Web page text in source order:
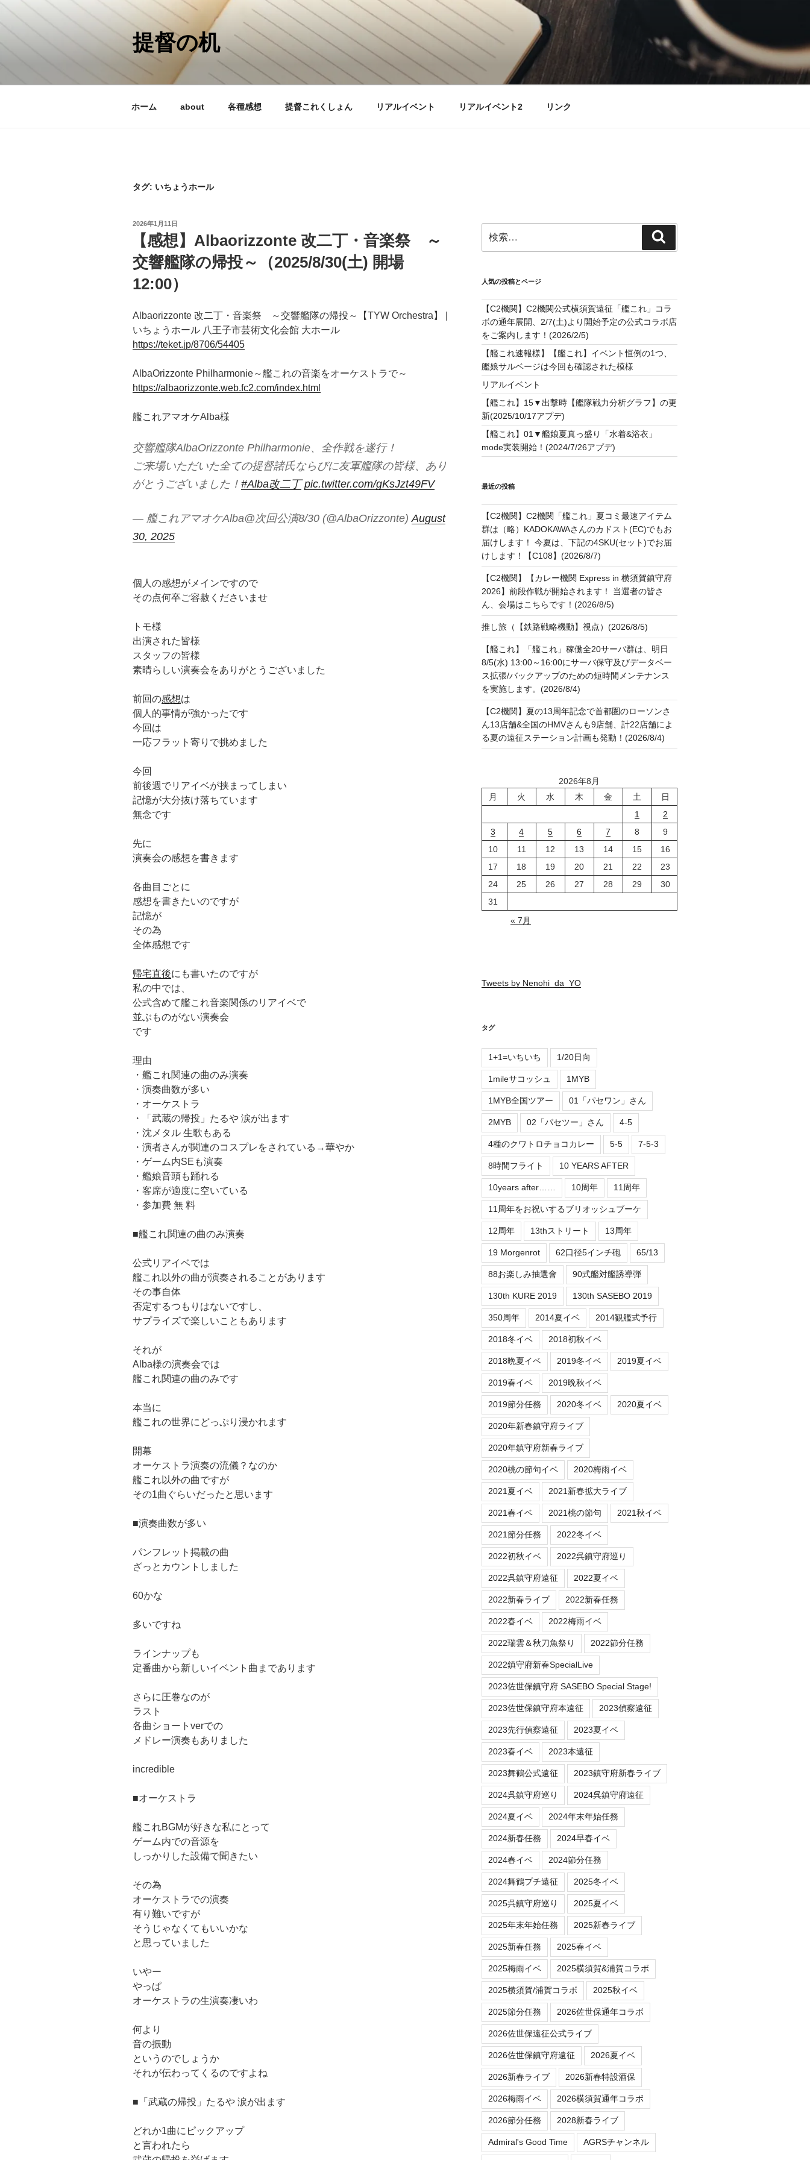
ン
提督の机
ホーム about 各種感想 提督これくしょん リアルイベント リアルイベント2 リンク
タグ: いちょうホール
投
2026年1月11日
【感想】Albaorizzonte 改二丁・音楽祭 ～
交響艦隊の帰投～（2025/8/30(土) 開場
12:00）
Albaorizzonte 改二丁・音楽祭 ～交響艦隊の帰投～【TYW Orchestra】 |
いちょうホール 八王子市芸術文化会館 大ホール
https://teket.jp/8706/54405
AlbaOrizzonte Philharmonie～艦これの音楽をオーケストラで～
https://albaorizzonte.web.fc2.com/index.html
艦これアマオケAlba様
交響艦隊AlbaOrizzonte Philharmonie、全作戦を遂行！
ご来場いただいた全ての提督諸氏ならびに友軍艦隊の皆様、あり
がとうございました！ #Alba改二丁 pic.twitter.com/gKsJzt49FV
— 艦これアマオケAlba@次回公演8/30 (@AlbaOrizzonte) August
30, 2025
個人の感想がメインですので
その点何卒ご容赦くださいませ
トモ様
出演された皆様
スタッフの皆様
素晴らしい演奏会をありがとうございました
前回の感想は
個人的事情が強かったです
今回は
一応フラット寄りで挑めました
今回
前後週でリアイベが挟まってしまい
記憶が大分抜け落ちています
無念です
先に
演奏会の感想を書きます
各曲目ごとに
感想を書きたいのですが
記憶が
その為
全体感想です
帰宅直後にも書いたのですが
私の中では、
公式含めて艦これ音楽関係のリアイベで
並ぶものがない演奏会
です
理由
・艦これ関連の曲のみ演奏
・演奏曲数が多い
・オーケストラ
・「武蔵の帰投」たるや 涙が出ます
・沈メタル 生歌もある
・演者さんが関連のコスプレをされている→華やか
・ゲーム内SEも演奏
・艦娘音頭も踊れる
・客席が適度に空いている
・参加費 無 料
■艦これ関連の曲のみ演奏
公式リアイベでは
艦これ以外の曲が演奏されることがあります
その事自体
否定するつもりはないですし、
サプライズで楽しいこともあります
それが
Alba様の演奏会では
艦これ関連の曲のみです
本当に
艦これの世界にどっぷり浸かれます
開幕
オーケストラ演奏の流儀？なのか
艦これ以外の曲ですが
その1曲ぐらいだったと思います
■演奏曲数が多い
パンフレット掲載の曲
ざっとカウントしました
60かな
多いですね
ラインナップも
定番曲から新しいイベント曲まであります
さらに圧巻なのが
ラスト
各曲ショートverでの
メドレー演奏もありました
incredible
■オーケストラ
艦これBGMが好きな私にとって
ゲーム内での音源を
しっかりした設備で聞きたい
その為
オーケストラでの演奏
有り難いですが
そうじゃなくてもいいかな
と思っていました
いやー
やっぱ
オーケストラの生演奏凄いわ
何より
音の振動
というのでしょうか
それが伝わってくるのですよね
■「武蔵の帰投」たるや 涙が出ます
どれか1曲にピックアップ
と言われたら
索:
索
人気の投稿とページ
【C2機関】C2機関公式横須賀遠征「艦これ」コラ
ボの通年展開、2/7(土)より開始予定の公式コラボ店
をご案内します！(2026/2/5)
【艦これ速報様】【艦これ】イベント恒例の1つ、
艦娘サルベージは今回も確認された模様
リアルイベント
【艦これ】15▼出撃時【艦隊戦力分析グラフ】の更
新(2025/10/17アプデ)
【艦これ】01▼艦娘夏真っ盛り「水着&浴衣」
mode実装開始！(2024/7/26アプデ)
最近の投稿
【C2機関】C2機関「艦これ」夏コミ最速アイテム
群は（略）KADOKAWAさんのカドスト(EC)でもお
届けします！ 今夏は、下記の4SKU(セット)でお届
けします！【C108】(2026/8/7)
【C2機関】【カレー機関 Express in 横須賀鎮守府
2026】前段作戦が開始されます！ 当選者の皆さ
ん、会場はこちらです！(2026/8/5)
推し旅（【鉄路戦略機動】視点）(2026/8/5)
【艦これ】「艦これ」稼働全20サーバ群は、明日
8/5(水) 13:00～16:00にサーバ保守及びデータベー
ス拡張/バックアップのための短時間メンテナンス
を実施します。(2026/8/4)
【C2機関】夏の13周年記念で首都圏のローソンさ
ん13店舗&全国のHMVさんも9店舗、計22店舗によ
る夏の遠征ステーション計画も発動！(2026/8/4)
2026年8月
月
火 水 木 金 土
日
1
2
3
4 5 6 7 8
9
10
11 12 13 14 15
16
17
18 19 20 21 22
23
24
25 26 27 28 29
30
31
« 7月
Tweets by Nenohi_da_YO
タグ
1+1=いちいち 1/20日向
1mileサコッシュ 1MYB
1MYB全国ツアー 01「パセワン」さん
2MYB 02「パセツー」さん 4-5
4種のクワトロチョコカレー 5-5 7-5-3
8時間フライト 10 YEARS AFTER
10years after…… 10周年 11周年
11周年をお祝いするブリオッシュブーケ
12周年 13thストリート 13周年
19 Morgenrot 62口径5インチ砲 65/13
88お楽しみ抽選會 90式艦対艦誘導弾
130th KURE 2019 130th SASEBO 2019
350周年 2014夏イベ 2014観艦式予行
2018冬イベ 2018初秋イベ
2018晩夏イベ 2019冬イベ 2019夏イベ
2019春イベ 2019晩秋イベ
2019節分任務 2020冬イベ 2020夏イベ
2020年新春鎮守府ライブ
2020年鎮守府新春ライブ
2020桃の節句イベ 2020梅雨イベ
2021夏イベ 2021新春拡大ライブ
2021春イベ 2021桃の節句 2021秋イベ
2021節分任務 2022冬イベ
2022初秋イベ 2022呉鎮守府巡り
2022呉鎮守府遠征 2022夏イベ
2022新春ライブ 2022新春任務
2022春イベ 2022梅雨イベ
2022瑞雲＆秋刀魚祭り 2022節分任務
2022鎮守府新春SpecialLive
2023佐世保鎮守府 SASEBO Special Stage!
2023佐世保鎮守府本遠征 2023偵察遠征
2023先行偵察遠征 2023夏イベ
2023春イベ 2023本遠征
2023舞鶴公式遠征 2023鎮守府新春ライブ
2024呉鎮守府巡り 2024呉鎮守府遠征
2024夏イベ 2024年末年始任務
2024新春任務 2024早春イベ
2024春イベ 2024節分任務
2024舞鶴プチ遠征 2025冬イベ
2025呉鎮守府巡り 2025夏イベ
2025年末年始任務 2025新春ライブ
2025新春任務 2025春イベ
2025梅雨イベ 2025横須賀&浦賀コラボ
2025横須賀/浦賀コラボ 2025秋イベ
2025節分任務 2026佐世保通年コラボ
2026佐世保遠征公式ライブ
2026佐世保鎮守府遠征 2026夏イベ
2026新春ライブ 2026新春特設酒保
2026梅雨イベ 2026横須賀通年コラボ
2026節分任務 2028新春ライブ
Admiral's Good Time AGRSチャンネル